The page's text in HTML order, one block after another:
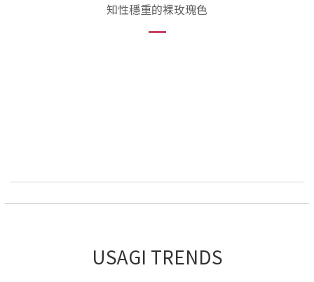
知性穩重的裸玫瑰色
USAGI TRENDS